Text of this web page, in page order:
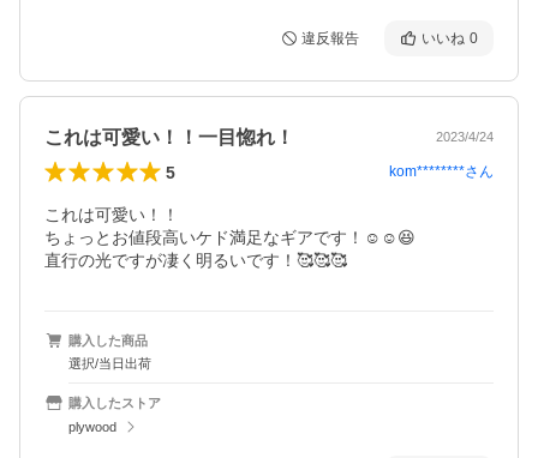
違反報告 いいね 0
これは可愛い！！一目惚れ！ 2023/4/24
5 kom********さん
これは可愛い！！
ちょっとお値段高いケド満足なギアです！☺️☺️😆
購入した商品
選択/当日出荷
購入したストア
plywood